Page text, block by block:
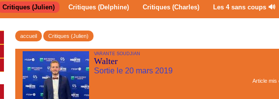
Critiques (Julien) Critiques (Delphine) Critiques (Charles) Les 4 sans coups 🔊
accueil Critiques (Julien)
VARANTE SOUDJIAN
Walter
Sortie le 20 mars 2019
Article mis